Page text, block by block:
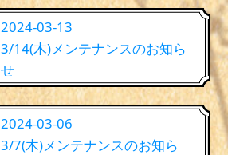
2024-03-13
3/14(木)メンテナンスのお知ら
せ
2024-03-06
3/7(木)メンテナンスのお知ら